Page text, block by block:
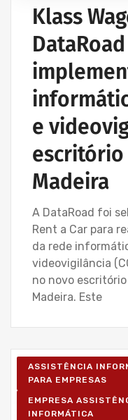
Klass
e
escritório
Madeira
A DataRoad foi
Rent a Car para
da rede
videovigilância
no novo
Madeira. Este
ASSISTÊNCIA
PARA EMPRESAS
EMPRESA
INFORMÁTICA